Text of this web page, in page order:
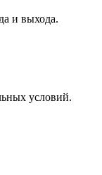
и выхода.
условий.